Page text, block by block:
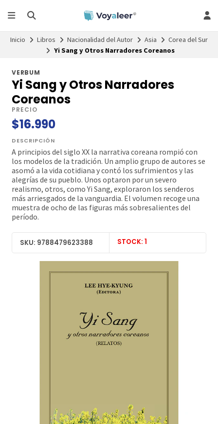
Inicio Libros Nacionalidad del Autor Asia
Corea del Sur
Yi Sang y Otros Narradores Coreanos
VERBUM
Yi Sang y Otros Narradores
Coreanos
PRECIO
$16.990
DESCRIPCIÓN
A principios del siglo XX la narrativa coreana rompió con
los modelos de la tradición. Un amplio grupo de autores se
asomó a la vida cotidiana y contó los sufrimientos y las
alegrías de su pueblo. Unos optaron por un severo
realismo, otros, como Yi Sang, exploraron los senderos
más arriesgados de la vanguardia. El volumen recoge una
muestra de ocho de las figuras más sobresalientes del
período.
SKU: 9788479623388 STOCK: 1